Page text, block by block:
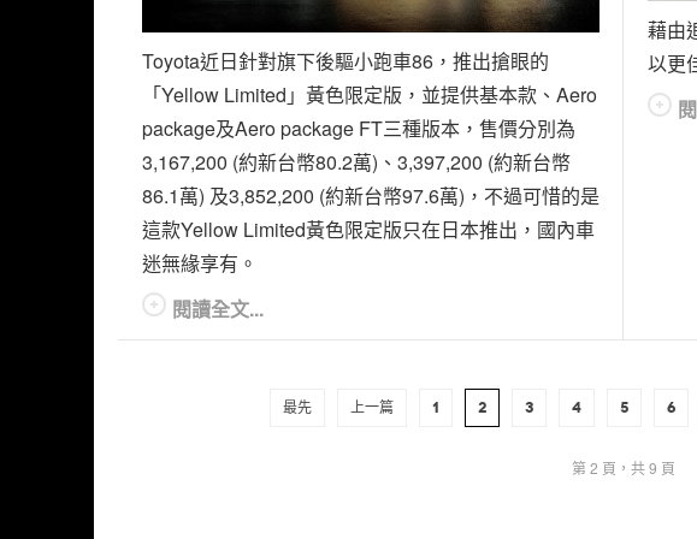
Toyota近日針對旗下後驅小跑車86，推出搶眼的
「Yellow Limited」黃色限定版，並提供基本款、Aero
package及Aero package FT三種版本，售價分別為
3,167,200 (約新台幣80.2萬)、3,397,200 (約新台幣
86.1萬) 及3,852,200 (約新台幣97.6萬)，不過可惜的是
這款Yellow Limited黃色限定版只在日本推出，國內車
迷無緣享有。
閱讀全文...
藉由
以更
最先 上一篇 1 2 3 4 5 6
第 2 頁，共 9 頁